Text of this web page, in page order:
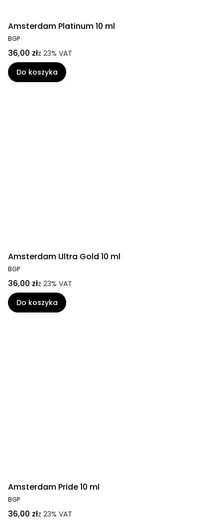
Amsterdam Platinum 10 ml
BGP
36,00 złz 23% VAT
Do koszyka
Amsterdam Ultra Gold 10 ml
BGP
36,00 złz 23% VAT
Do koszyka
Amsterdam Pride 10 ml
BGP
36,00 złz 23% VAT